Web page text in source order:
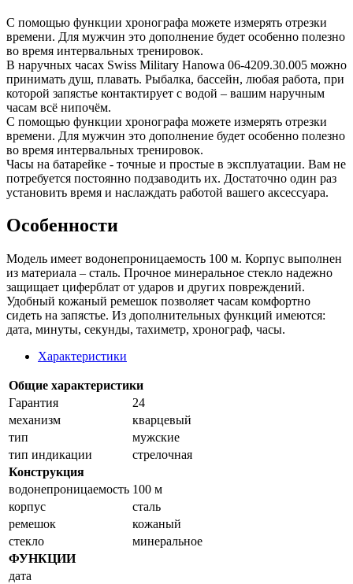
С помощью функции хронографа можете измерять отрезки
времени. Для мужчин это дополнение будет особенно полезно
во время интервальных тренировок.
В наручных часах Swiss Military Hanowa 06-4209.30.005 можно
принимать душ, плавать. Рыбалка, бассейн, любая работа, при
которой запястье контактирует с водой – вашим наручным
часам всё нипочём.
С помощью функции хронографа можете измерять отрезки
времени. Для мужчин это дополнение будет особенно полезно
во время интервальных тренировок.
Часы на батарейке - точные и простые в эксплуатации. Вам не
потребуется постоянно подзаводить их. Достаточно один раз
установить время и наслаждать работой вашего аксессуара.
Особенности
Модель имеет водонепроницаемость 100 м. Корпус выполнен
из материала – сталь. Прочное минеральное стекло надежно
защищает циферблат от ударов и других повреждений.
Удобный кожаный ремешок позволяет часам комфортно
сидеть на запястье. Из дополнительных функций имеются:
дата, минуты, секунды, тахиметр, хронограф, часы.
Характеристики
Общие характеристики
Гарантия
24
механизм
кварцевый
тип
мужские
тип индикации
стрелочная
Конструкция
водонепроницаемость 100 м
корпус
сталь
ремешок
кожаный
стекло
минеральное
ФУНКЦИИ
дата